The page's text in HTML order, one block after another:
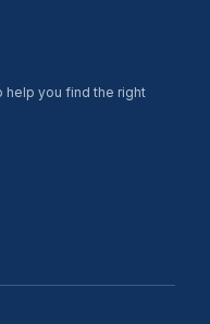
help you find the right